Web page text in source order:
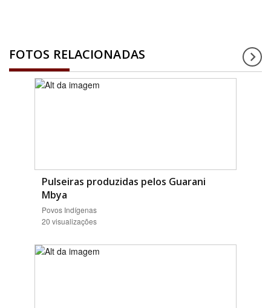
FOTOS RELACIONADAS
Pulseiras produzidas pelos Guarani
Mbya
Povos Indígenas
20 visualizações